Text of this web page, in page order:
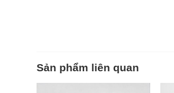
Sản phẩm liên quan